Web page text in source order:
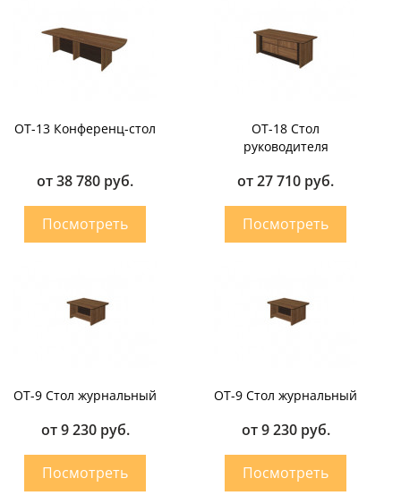
OT-13 Конференц-стол
от 38 780 руб.
OT-18 Стол
руководителя
от 27 710 руб.
OT-9 Стол журнальный
от 9 230 руб.
OT-9 Стол журнальный
от 9 230 руб.